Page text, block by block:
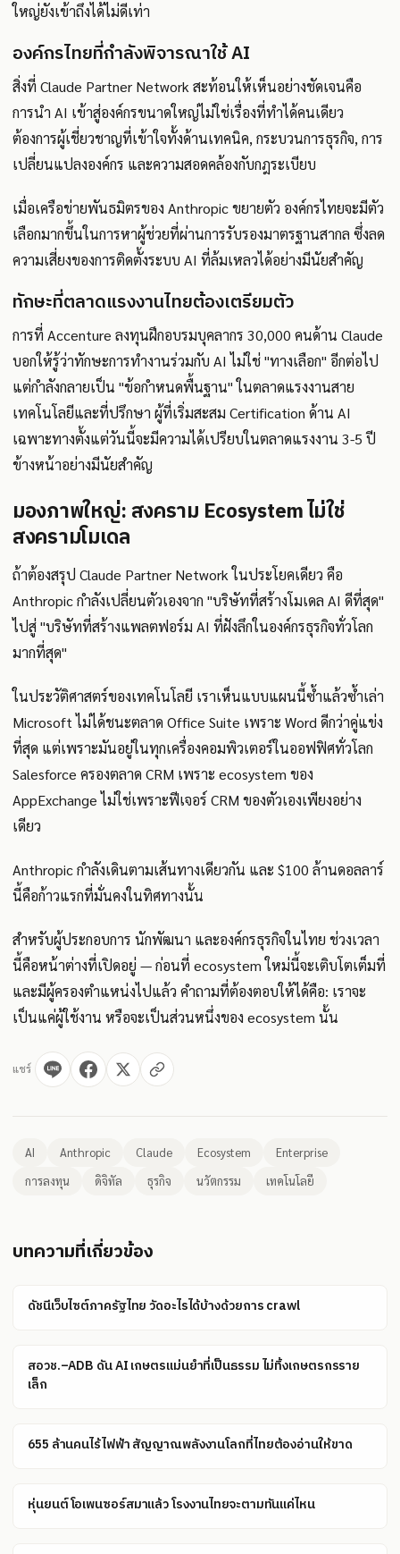
ใหญ่ยังเข้าถึงได้ไม่ดีเท่า
องค์กรไทยที่กำลังพิจารณาใช้ AI
สิ่งที่ Claude Partner Network สะท้อนให้เห็นอย่างชัดเจนคือ
การนำ AI เข้าสู่องค์กรขนาดใหญ่ไม่ใช่เรื่องที่ทำได้คนเดียว
ต้องการผู้เชี่ยวชาญที่เข้าใจทั้งด้านเทคนิค, กระบวนการธุรกิจ, การ
เปลี่ยนแปลงองค์กร และความสอดคล้องกับกฎระเบียบ
เมื่อเครือข่ายพันธมิตรของ Anthropic ขยายตัว องค์กรไทยจะมีตัว
เลือกมากขึ้นในการหาผู้ช่วยที่ผ่านการรับรองมาตรฐานสากล ซึ่งลด
ความเสี่ยงของการติดตั้งระบบ AI ที่ล้มเหลวได้อย่างมีนัยสำคัญ
ทักษะที่ตลาดแรงงานไทยต้องเตรียมตัว
การที่ Accenture ลงทุนฝึกอบรมบุคลากร 30,000 คนด้าน Claude
บอกให้รู้ว่าทักษะการทำงานร่วมกับ AI ไม่ใช่ "ทางเลือก" อีกต่อไป
แต่กำลังกลายเป็น "ข้อกำหนดพื้นฐาน" ในตลาดแรงงานสาย
เทคโนโลยีและที่ปรึกษา ผู้ที่เริ่มสะสม Certification ด้าน AI
เฉพาะทางตั้งแต่วันนี้จะมีความได้เปรียบในตลาดแรงงาน 3-5 ปี
ข้างหน้าอย่างมีนัยสำคัญ
มองภาพใหญ่: สงคราม Ecosystem ไม่ใช่
สงครามโมเดล
ถ้าต้องสรุป Claude Partner Network ในประโยคเดียว คือ
Anthropic กำลังเปลี่ยนตัวเองจาก "บริษัทที่สร้างโมเดล AI ดีที่สุด"
ไปสู่ "บริษัทที่สร้างแพลตฟอร์ม AI ที่ฝังลึกในองค์กรธุรกิจทั่วโลก
มากที่สุด"
ในประวัติศาสตร์ของเทคโนโลยี เราเห็นแบบแผนนี้ซ้ำแล้วซ้ำเล่า
Microsoft ไม่ได้ชนะตลาด Office Suite เพราะ Word ดีกว่าคู่แข่ง
ที่สุด แต่เพราะมันอยู่ในทุกเครื่องคอมพิวเตอร์ในออฟฟิศทั่วโลก
Salesforce ครองตลาด CRM เพราะ ecosystem ของ
AppExchange ไม่ใช่เพราะฟีเจอร์ CRM ของตัวเองเพียงอย่าง
เดียว
Anthropic กำลังเดินตามเส้นทางเดียวกัน และ $100 ล้านดอลลาร์
นี้คือก้าวแรกที่มั่นคงในทิศทางนั้น
สำหรับผู้ประกอบการ นักพัฒนา และองค์กรธุรกิจในไทย ช่วงเวลา
นี้คือหน้าต่างที่เปิดอยู่ — ก่อนที่ ecosystem ใหม่นี้จะเติบโตเต็มที่
และมีผู้ครองตำแหน่งไปแล้ว คำถามที่ต้องตอบให้ได้คือ: เราจะ
เป็นแค่ผู้ใช้งาน หรือจะเป็นส่วนหนึ่งของ ecosystem นั้น
แชร์
AI Anthropic Claude Ecosystem
Enterprise
การลงทุน
ดิจิทัล ธุรกิจ นวัตกรรม เทคโนโลยี
บทความที่เกี่ยวข้อง
ดัชนีเว็บไซต์ภาครัฐไทย วัดอะไรได้บ้างด้วยการ crawl
สอวช.–ADB ดัน AI เกษตรแม่นยำที่เป็นธรรม ไม่ทิ้งเกษตรกรราย
เล็ก
655 ล้านคนไร้ไฟฟ้า สัญญาณพลังงานโลกที่ไทยต้องอ่านให้ขาด
หุ่นยนต์โอเพนซอร์สมาแล้ว โรงงานไทยจะตามทันแค่ไหน